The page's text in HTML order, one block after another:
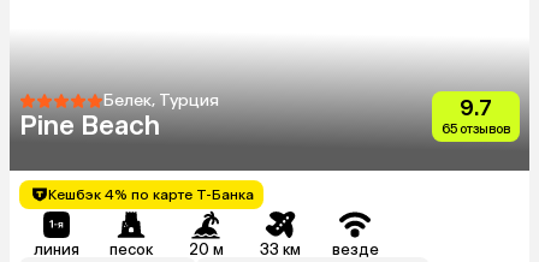
Белек, Турция
Pine Beach
9.7
65 отзывов
Кешбэк 4% по карте Т-Банка
линия песок 20 м 33 км везде